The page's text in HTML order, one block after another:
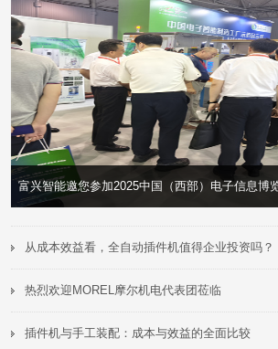
小型电子企业，如何挑选合适的插件机设备？
从成本效益看，全自动插件机值得企业投资吗？
热烈欢迎MOREL摩尔机电代表团莅临
插件机与手工装配：成本与效益的全面比较